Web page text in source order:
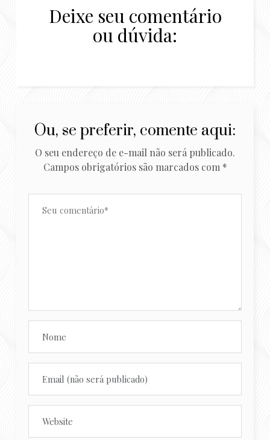
Deixe seu comentário
ou dúvida:
Ou, se preferir, comente aqui:
O seu endereço de e-mail não será publicado.
Campos obrigatórios são marcados com *